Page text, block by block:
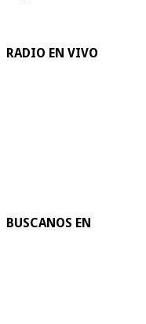
RADIO EN VIVO
BUSCANOS EN